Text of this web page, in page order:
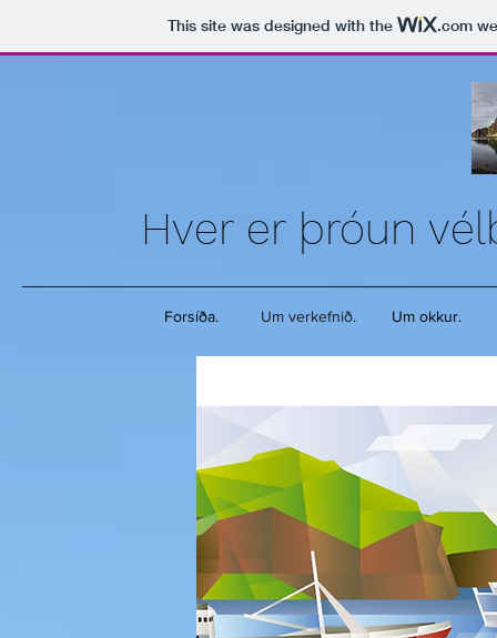
This site was designed with the .com
Hver er þróun
Forsíða. Um verkefnið. Um okkur.